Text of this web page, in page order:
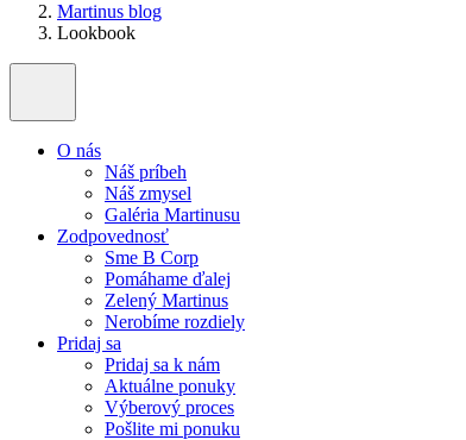
Martinus blog
Lookbook
O nás
Náš príbeh
Náš zmysel
Galéria Martinusu
Zodpovednosť
Sme B Corp
Pomáhame ďalej
Zelený Martinus
Nerobíme rozdiely
Pridaj sa
Pridaj sa k nám
Aktuálne ponuky
Výberový proces
Pošlite mi ponuku